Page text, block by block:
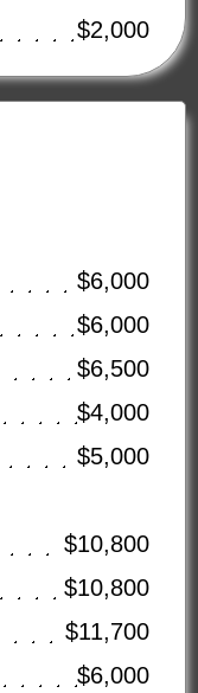
$2,000
$6,000
$6,000
$6,500
$4,000
$5,000
$10,800
$10,800
$11,700
$6,000